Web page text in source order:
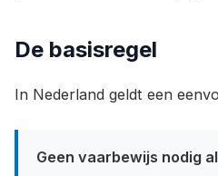
De basisregel
In Nederland geldt een
Geen vaarbewijs nodig